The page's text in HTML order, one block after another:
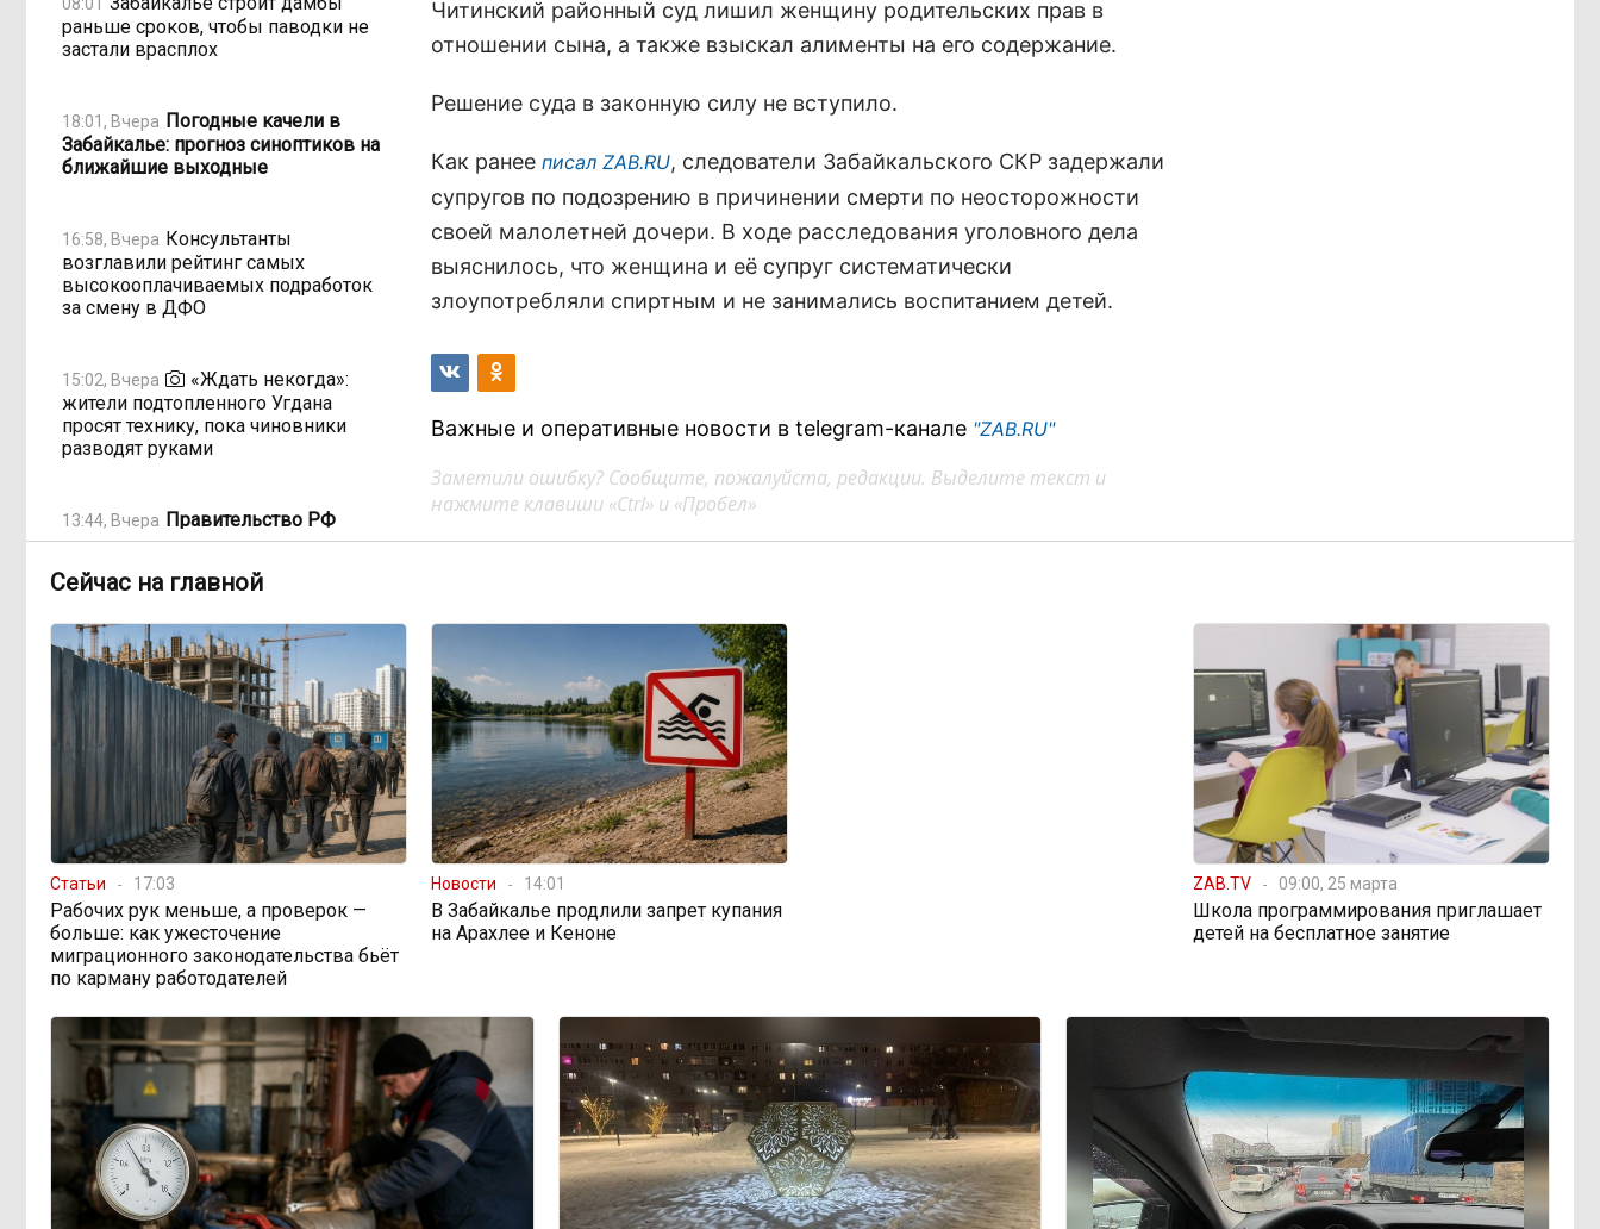
раньше сроков, чтобы паводки не
застали врасплох
18:01, Вчера Погодные качели в
Забайкалье: прогноз синоптиков на
ближайшие выходные
16:58, Вчера Консультанты
возглавили рейтинг самых
высокооплачиваемых подработок
за смену в ДФО
15:02, Вчера
«Ждать некогда»:
жители подтопленного Угдана
просят технику, пока чиновники
разводят руками
13:44, Вчера Правительство РФ
легализует топливо стандарта
«Евро-2»
12:33, Вчера
Власти: Забайкалье
переживает туристический бум
«В большинстве
регионов индексация прошла с 1
января»: почему Забайкалье
задержало повышение зарплат
бюджетникам
10:16, Вчера
подрядчик и чиновник попали под
уголовные дела
08:38, Вчера 598 миллионов улетели в
Омск: как Забайкалье провалило
«Чистый воздух»
08:15, Вчера Депутат Госдумы
объяснил «неполноценность»
женщин библейским сюжетом
Читинский районный суд лишил женщину родительских прав в
отношении сына, а также взыскал алименты на его содержание.
Решение суда в законную силу не вступило.
Как ранее писал ZAB.RU, следователи Забайкальского СКР задержали
супругов по подозрению в причинении смерти по неосторожности
своей малолетней дочери. В ходе расследования уголовного дела
выяснилось, что женщина и её супруг систематически
злоупотребляли спиртным и не занимались воспитанием детей.
Важные и оперативные новости в telegram-канале "ZAB.RU"
Заметили ошибку? Сообщите, пожалуйста, редакции. Выделите текст и
нажмите клавиши «Ctrl» и «Пробел»
Сейчас на главной
Статьи 17:03
Рабочих рук меньше, а проверок —
больше: как ужесточение
миграционного законодательства бьёт
по карману работодателей
Новости 14:01
В Забайкалье продлили запрет купания
на Арахлее и Кеноне
ZAB.TV 09:00, 25 марта
Школа программирования приглашает
детей на бесплатное занятие